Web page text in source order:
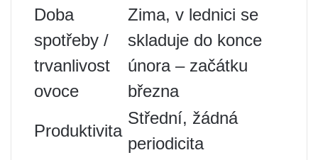
Doba
spotřeby /
trvanlivost
ovoce
Zima, v lednici se
skladuje do konce
února – začátku
března
Produktivita
Střední, žádná
periodicita